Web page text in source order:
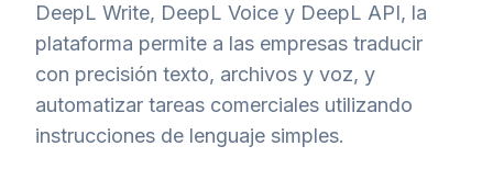
DeepL Write, DeepL Voice y DeepL API, la
plataforma permite a las empresas traducir
con precisión texto, archivos y voz, y
automatizar tareas comerciales utilizando
instrucciones de lenguaje simples.